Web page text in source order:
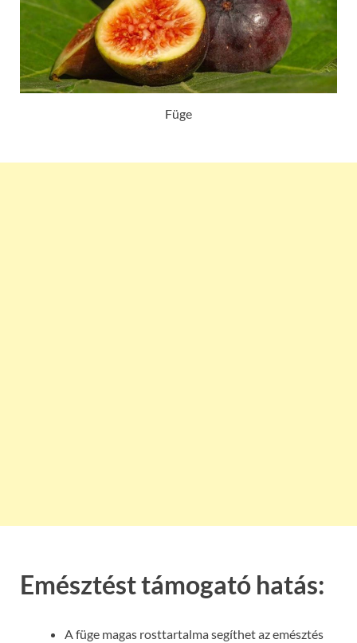
Füge
Emésztést támogató hatás:
A füge magas rosttartalma segíthet az emésztés